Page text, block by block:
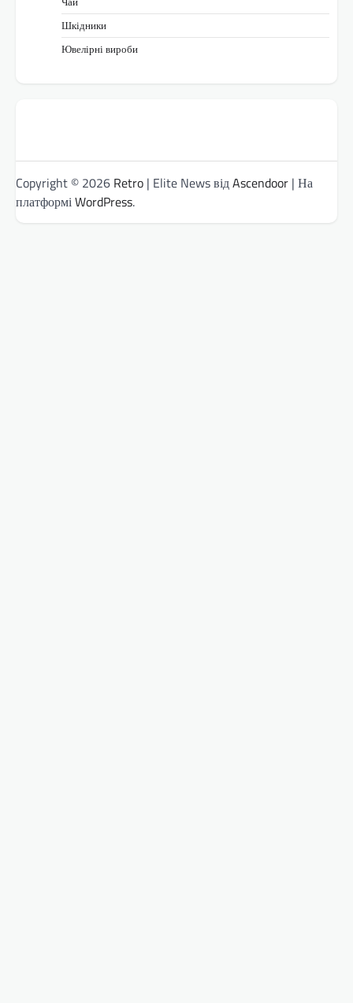
Шкідники
Ювелірні вироби
Copyright © 2026 Retro | Elite News відAscendoor | На
платформіWordPress.